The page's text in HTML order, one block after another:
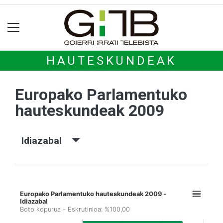
HAUTESKUNDEAK
Europako Parlamentuko
hauteskundeak 2009
Idiazabal
Europako Parlamentuko hauteskundeak 2009 -
Idiazabal
Boto kopurua - Eskrutinioa: %100,00